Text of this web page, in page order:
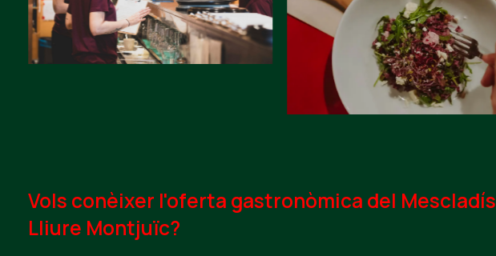
Vols conèixer l'oferta gastronòmica del Mescladís
Lliure Montjuïc?